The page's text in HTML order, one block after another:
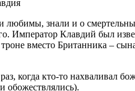
знали и о
Император Клавдий был
вместо Британника –
когда кто-то нахваливал
обожествлялись).